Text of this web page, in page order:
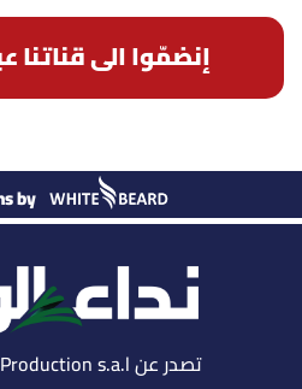
إنضمّوا الى قناتنا
by
تصدر عن Lebanese Media Production s.a.l